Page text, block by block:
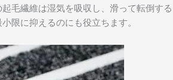
毛繊維は湿気を吸収し、滑って転倒す
限に抑えるのにも役立ちます。